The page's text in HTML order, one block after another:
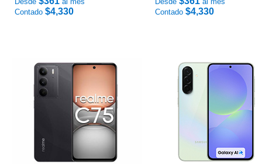
Contado $4,330
Contado $4,330